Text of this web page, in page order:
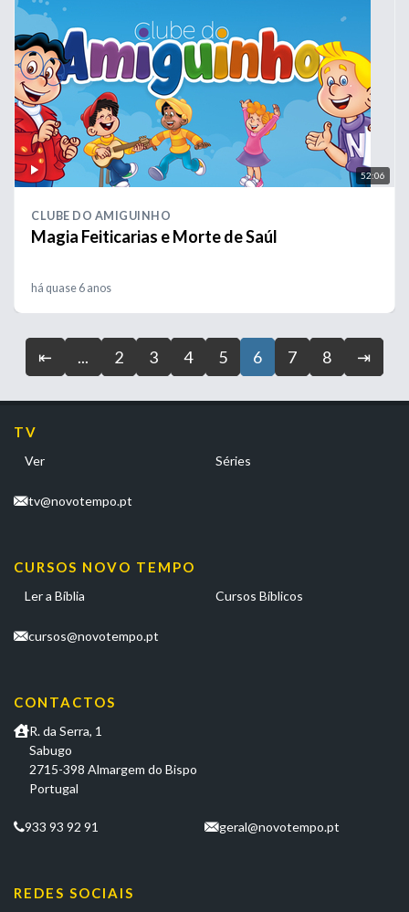
52:06
CLUBE DO AMIGUINHO
Magia Feiticarias e Morte de Saúl
há quase 6 anos
⇤ ... 2 3 4 5 6 7 8 ⇥
TV
Ver Séries
tv@novotempo.pt
CURSOS NOVO TEMPO
Ler a Bíblia Cursos Bíblicos
cursos@novotempo.pt
CONTACTOS
R. da Serra, 1
Sabugo
2715-398 Almargem do Bispo
Portugal
933 93 92 91 geral@novotempo.pt
REDES SOCIAIS